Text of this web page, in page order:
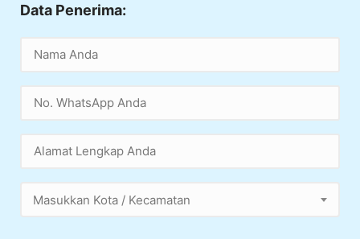
Data Penerima:
Masukkan Kota / Kecamatan